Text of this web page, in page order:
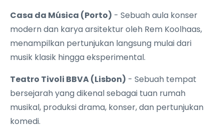
Casa da Música (Porto) - Sebuah aula konser
modern dan karya arsitektur oleh Rem Koolhaas,
menampilkan pertunjukan langsung mulai dari
musik klasik hingga eksperimental.
Teatro Tivoli BBVA (Lisbon) - Sebuah tempat
bersejarah yang dikenal sebagai tuan rumah
musikal, produksi drama, konser, dan pertunjukan
komedi.